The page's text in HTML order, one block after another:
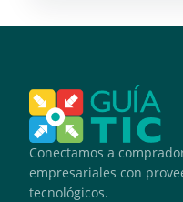
Conectamos a
empresariales con
tecnológicos.